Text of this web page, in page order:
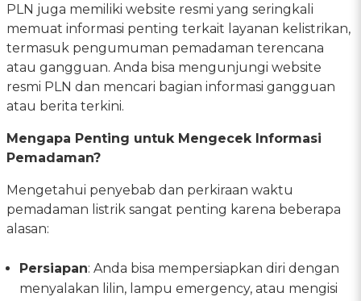
PLN juga memiliki website resmi yang seringkali
memuat informasi penting terkait layanan kelistrikan,
termasuk pengumuman pemadaman terencana
atau gangguan. Anda bisa mengunjungi website
resmi PLN dan mencari bagian informasi gangguan
atau berita terkini.
Mengapa Penting untuk Mengecek Informasi
Pemadaman?
Mengetahui penyebab dan perkiraan waktu
pemadaman listrik sangat penting karena beberapa
alasan:
Persiapan: Anda bisa mempersiapkan diri dengan
menyalakan lilin, lampu emergency, atau mengisi